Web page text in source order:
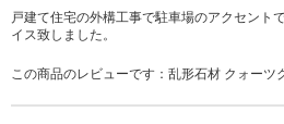
戸建て住宅の外構工事で駐車場のアクセント
イス致しました。
この商品のレビューです： 乱形石材 クォーツ